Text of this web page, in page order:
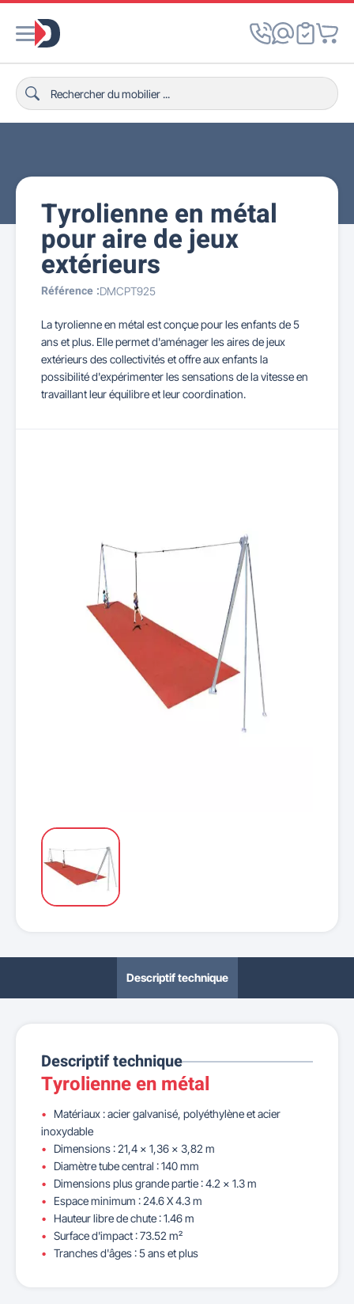
Tyrolienne en métal
pour aire de jeux
extérieurs
Référence :DMCPT925
La tyrolienne en métal est conçue pour les enfants de 5
ans et plus. Elle permet d'aménager les aires de jeux
extérieurs des collectivités et offre aux enfants la
possibilité d'expérimenter les sensations de la vitesse en
travaillant leur équilibre et leur coordination.
Descriptif technique
Descriptif technique
Tyrolienne en métal
Matériaux : acier galvanisé, polyéthylène et acier
inoxydable
Dimensions : 21,4 x 1,36 x 3,82 m
Diamètre tube central : 140 mm
Dimensions plus grande partie : 4.2 x 1.3 m
Espace minimum : 24.6 X 4.3 m
Hauteur libre de chute : 1.46 m
Surface d'impact : 73.52 m²
Tranches d'âges : 5 ans et plus